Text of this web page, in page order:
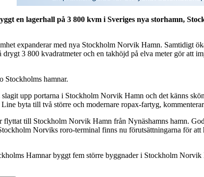
en lagerhall på 3 800 kvm i Sveriges nya storhamn,
expanderar med nya Stockholm Norvik Hamn. Samtidigt
drygt 3 800 kvadratmeter och en takhöjd på elva meter gör att
Stockholms hamnar.
upp portarna i Stockholm Norvik Hamn och det känns
byta till två större och modernare ropax-fartyg,
till Stockholm Norvik Hamn från Nynäshamns hamn.
Norviks roro-terminal finns nu förutsättningarna för
Hamnar byggt fem större byggnader i Stockholm